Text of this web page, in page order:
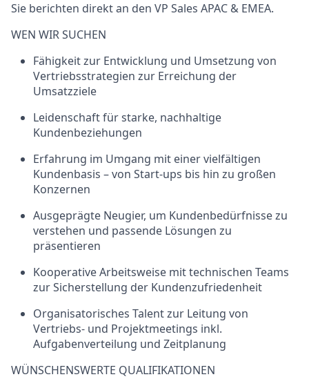
Sie berichten direkt an den VP Sales APAC & EMEA.
WEN WIR SUCHEN
Fähigkeit zur Entwicklung und Umsetzung von
Vertriebsstrategien zur Erreichung der
Umsatzziele
Leidenschaft für starke, nachhaltige
Kundenbeziehungen
Erfahrung im Umgang mit einer vielfältigen
Kundenbasis – von Start-ups bis hin zu großen
Konzernen
Ausgeprägte Neugier, um Kundenbedürfnisse zu
verstehen und passende Lösungen zu
präsentieren
Kooperative Arbeitsweise mit technischen Teams
zur Sicherstellung der Kundenzufriedenheit
Organisatorisches Talent zur Leitung von
Vertriebs- und Projektmeetings inkl.
Aufgabenverteilung und Zeitplanung
WÜNSCHENSWERTE QUALIFIKATIONEN